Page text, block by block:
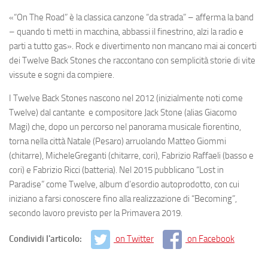
«“On The Road” è la classica canzone “da strada” – afferma la band
– quando ti metti in macchina, abbassi il finestrino, alzi la radio e
parti a tutto gas». Rock e divertimento non mancano mai ai concerti
dei Twelve Back Stones che raccontano con semplicità storie di vite
vissute e sogni da compiere.
I Twelve BackStones nascono nel 2012 (inizialmente noti come
Twelve) dal cantante e compositore JackStone (alias Giacomo
Magi) che, dopo un percorso nel panorama musicale fiorentino,
torna nella città Natale (Pesaro) arruolando Matteo Giommi
(chitarre), MicheleGreganti (chitarre, cori), Fabrizio Raffaeli (basso e
cori) e Fabrizio Ricci (batteria). Nel 2015 pubblicano “Lost in
Paradise” come Twelve, album d’esordio autoprodotto, con cui
iniziano a farsi conoscere fino alla realizzazione di “Becoming”,
secondo lavoro previsto per la Primavera 2019.
Condividi l'articolo: on Twitter on Facebook